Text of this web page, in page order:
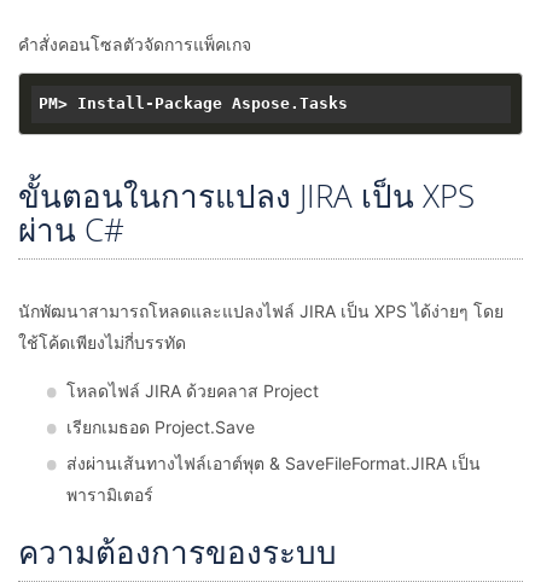
คำสั่งคอนโซลตัวจัดการแพ็คเกจ
ขั้นตอนในการแปลง JIRA เป็น XPS
ผ่าน C#
นักพัฒนาสามารถโหลดและแปลงไฟล์ JIRA เป็น XPS ได้ง่ายๆ โดย
ใช้โค้ดเพียงไม่กี่บรรทัด
โหลดไฟล์ JIRA ด้วยคลาส Project
เรียกเมธอด Project.Save
ส่งผ่านเส้นทางไฟล์เอาต์พุต & SaveFileFormat.JIRA เป็น
พารามิเตอร์
ความต้องการของระบบ